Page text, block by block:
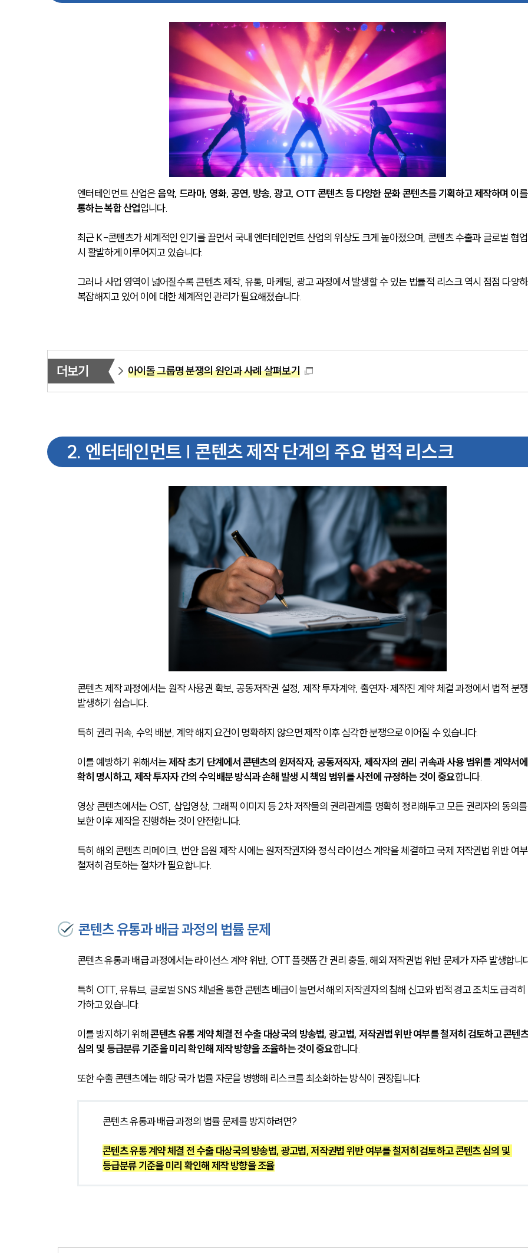
엔터테인먼트 산업은 음악, 드라마, 영화, 공연, 방송, 광고, OTT 콘텐츠 등 다양한 문화 콘텐츠를 기획하고 제작하며 이
통하는 복합 산업입니다.
최근 K-콘텐츠가 세계적인 인기를 끌면서 국내 엔터테인먼트 산업의 위상도 크게 높아졌으며, 콘텐츠 수출과 글로벌 협
시 활발하게 이루어지고 있습니다.
그러나 사업 영역이 넓어질수록 콘텐츠 제작, 유통, 마케팅, 광고 과정에서 발생할 수 있는 법률적 리스크 역시 점점 다양
복잡해지고 있어 이에 대한 체계적인 관리가 필요해졌습니다.
더보기 아이돌 그룹명 분쟁의 원인과 사례 살펴보기
2. 엔터테인먼트 | 콘텐츠 제작 단계의 주요 법적 리스크
콘텐츠 제작 과정에서는 원작 사용권 확보, 공동저작권 설정, 제작 투자계약, 출연자·제작진 계약 체결 과정에서 법적 분
발생하기 쉽습니다.
특히 권리 귀속, 수익 배분, 계약 해지 요건이 명확하지 않으면 제작 이후 심각한 분쟁으로 이어질 수 있습니다.
이를 예방하기 위해서는 제작 초기 단계에서 콘텐츠의 원저작자, 공동저작자, 제작자의 권리 귀속과 사용 범위를 계약서
확히 명시하고, 제작 투자자 간의 수익배분 방식과 손해 발생 시 책임 범위를 사전에 규정하는 것이 중요합니다.
영상 콘텐츠에서는 OST, 삽입영상, 그래픽 이미지 등 2차 저작물의 권리관계를 명확히 정리해두고 모든 권리자의 동의
보한 이후 제작을 진행하는 것이 안전합니다.
특히 해외 콘텐츠 리메이크, 번안 음원 제작 시에는 원저작권자와 정식 라이선스 계약을 체결하고 국제 저작권법 위반 여
철저히 검토하는 절차가 필요합니다.
콘텐츠 유통과 배급 과정의 법률 문제
콘텐츠 유통과 배급 과정에서는 라이선스 계약 위반, OTT 플랫폼 간 권리 충돌, 해외 저작권법 위반 문제가 자주 발생합니
특히 OTT, 유튜브, 글로벌 SNS 채널을 통한 콘텐츠 배급이 늘면서 해외 저작권자의 침해 신고와 법적 경고 조치도 급격히
가하고 있습니다.
이를 방지하기 위해 콘텐츠 유통 계약 체결 전 수출 대상국의 방송법, 광고법, 저작권법 위반 여부를 철저히 검토하고 콘텐
심의 및 등급분류 기준을 미리 확인해 제작 방향을 조율하는 것이 중요합니다.
또한 수출 콘텐츠에는 해당 국가 법률 자문을 병행해 리스크를 최소화하는 방식이 권장됩니다.
콘텐츠 유통과 배급 과정의 법률 문제를 방지하려면?
콘텐츠 유통 계약 체결 전 수출 대상국의 방송법, 광고법, 저작권법 위반 여부를 철저히 검토하고 콘텐츠 심의 및
등급분류 기준을 미리 확인해 제작 방향을 조율